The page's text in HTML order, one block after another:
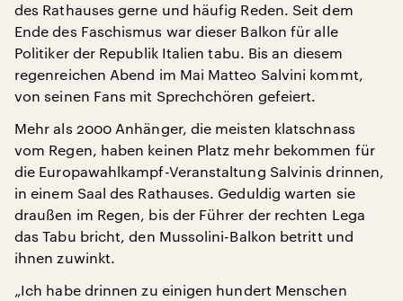
des Rathauses gerne und häufig Reden. Seit dem
Ende des Faschismus war dieser Balkon für alle
Politiker der Republik Italien tabu. Bis an diesem
regenreichen Abend im Mai Matteo Salvini kommt,
von seinen Fans mit Sprechchören gefeiert.
Mehr als 2000 Anhänger, die meisten klatschnass
vom Regen, haben keinen Platz mehr bekommen für
die Europawahlkampf-Veranstaltung Salvinis drinnen,
in einem Saal des Rathauses. Geduldig warten sie
draußen im Regen, bis der Führer der rechten Lega
das Tabu bricht, den Mussolini-Balkon betritt und
ihnen zuwinkt.
„Ich habe drinnen zu einigen hundert Menschen